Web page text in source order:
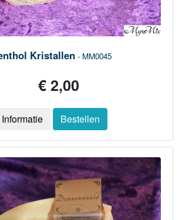
Kristallen - MM0045
€ 2,00
Informatie Bestellen